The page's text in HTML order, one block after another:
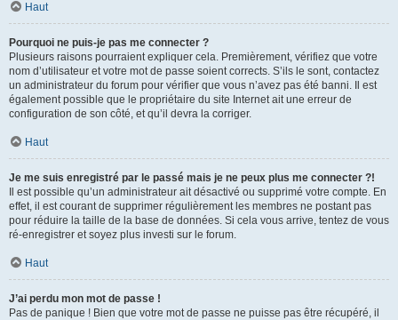
Haut
Pourquoi ne puis-je pas me connecter ?
Plusieurs raisons pourraient expliquer cela. Premièrement, vérifiez que votre
nom d’utilisateur et votre mot de passe soient corrects. S’ils le sont, contactez
un administrateur du forum pour vérifier que vous n’avez pas été banni. Il est
également possible que le propriétaire du site Internet ait une erreur de
configuration de son côté, et qu’il devra la corriger.
Haut
Je me suis enregistré par le passé mais je ne peux plus me connecter ?!
Il est possible qu’un administrateur ait désactivé ou supprimé votre compte. En
effet, il est courant de supprimer régulièrement les membres ne postant pas
pour réduire la taille de la base de données. Si cela vous arrive, tentez de vous
ré-enregistrer et soyez plus investi sur le forum.
Haut
J’ai perdu mon mot de passe !
Pas de panique ! Bien que votre mot de passe ne puisse pas être récupéré, il